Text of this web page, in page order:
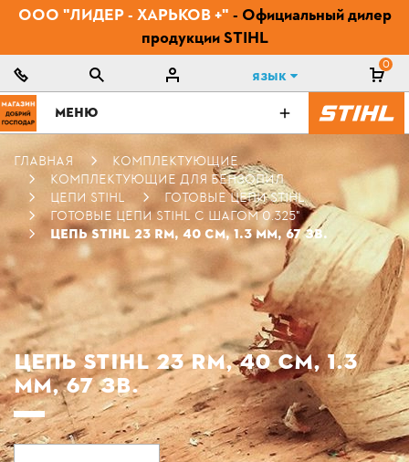
ООО "ЛИДЕР - ХАРЬКОВ +" - Официальный дилер
продукции STIHL
Язык
0
МЕНЮ
ГЛАВНАЯ
КОМПЛЕКТУЮЩИЕ
КОМПЛЕКТУЮЩИЕ ДЛЯ БЕНЗОПИЛ
ЦЕПИ STIHL
ГОТОВЫЕ ЦЕПИ STIHL
ГОТОВЫЕ ЦЕПИ STIHL С ШАГОМ 0.325"
ЦЕПЬ STIHL 23 RM, 40 СМ, 1.3 ММ, 67 ЗВ.
ЦЕПЬ STIHL 23 RM, 40 СМ, 1.3
ММ, 67 ЗВ.